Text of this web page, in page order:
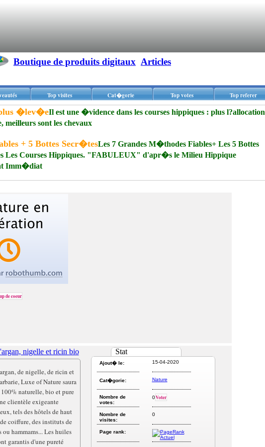
Boutique de produits digitaux Articles
Top visites Cat�gorie Top votes Top referer
plus �lev�eIl est une �vidence dans les courses hippiques : plus l?allocation
sont les chevaux
+ 5 Bottes Secr�tesLes 7 Grandes M�thodes Fiables+ Les 5 Bottes
Les Courses Hippiques. "FABULEUX" d'apr�s le Milieu Hippique
Imm�diat
de coeur
Stat
Ajout� le: 15-04-2020
Cat�gorie: Nature
Nombre de
votes:
0Voter
Nombre de
visites:
0
Page rank:
nigelle et ricin bio
de nigelle, de ricin et
Luxe of Nature saura
naturelle, bio et pure
clientèle exigeante
tels des hôtels de haut
coiffure, des instituts de
ou hammams... Les huiles
garantis d'une pureté